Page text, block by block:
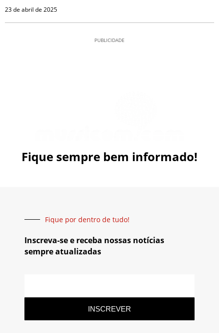
23 de abril de 2025
PUBLICIDADE
Fique sempre bem informado!
Fique por dentro de tudo!
Inscreva-se e receba nossas notícias
sempre atualizadas
INSCREVER